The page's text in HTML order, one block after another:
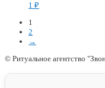
1 ₽
1
2
→
© Ритуальное агентство